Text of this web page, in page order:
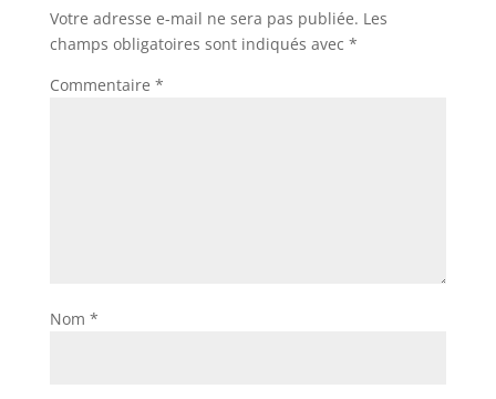
Votre adresse e-mail ne sera pas publiée. Les
champs obligatoires sont indiqués avec *
Commentaire *
Nom *